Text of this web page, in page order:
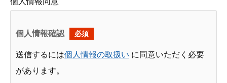
個人情報確認 必須
送信するには個人情報の取扱い に同意いただく必要
があります。